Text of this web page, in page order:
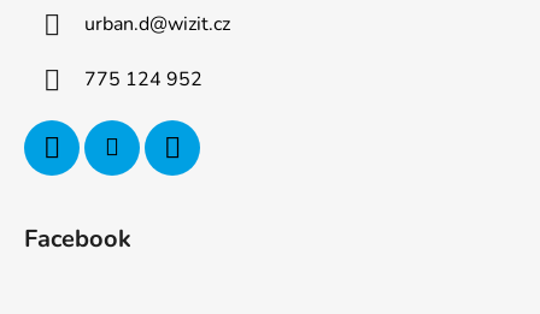
urban.d@wizit.cz
775 124 952
Facebook